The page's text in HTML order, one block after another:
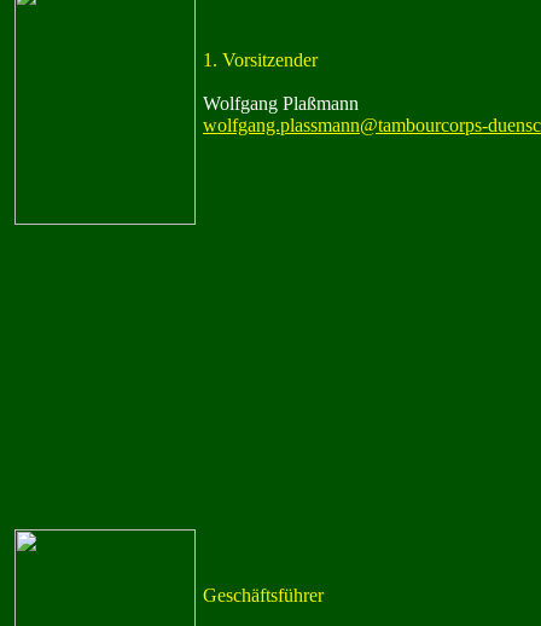
1. Vorsitzender
Wolfgang Plaßmann
wolfgang.plassmann@tambourcorps-
Geschäftsführer